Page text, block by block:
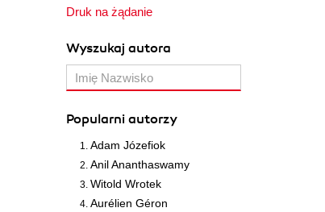
Druk na żądanie
Wyszukaj autora
Popularni autorzy
Adam Józefiok
Anil Ananthaswamy
Witold Wrotek
Aurélien Géron